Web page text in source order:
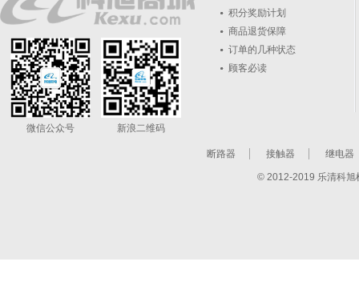
微信公众号 新浪二维码
积分奖励计划
商品退货保障
订单的几种状态
顾客必读
断路器 接触器 继电器
© 2012-2019 乐清科旭